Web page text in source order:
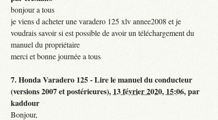
bonjour a tous
je viens d acheter une varadero 125 xlv annee2008 et je
voudrais savoir si est possible de avoir un téléchargement du
manuel du propriétaire
merci et bonne journée a tous
7.Honda Varadero 125 - Lire le manuel du conducteur
(versions 2007 et postérieures), 13 février 2020, 15:06,par
kaddour
Bonjour,